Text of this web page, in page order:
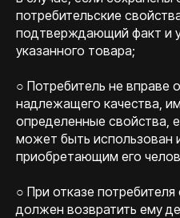
потребительские
подтверждающий факт и
указанного товара;
○ Потребитель не вправе
надлежащего качества,
определенные свойства,
может быть использован
приобретающим его
○ При отказе
должен возвратить ему